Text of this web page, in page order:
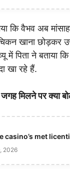
कि वैभव अब
खाना छोड़कर
में पिता ने बताया
खा रहे हैं.
जगह मिलने पर क्या
casino’s met
2026